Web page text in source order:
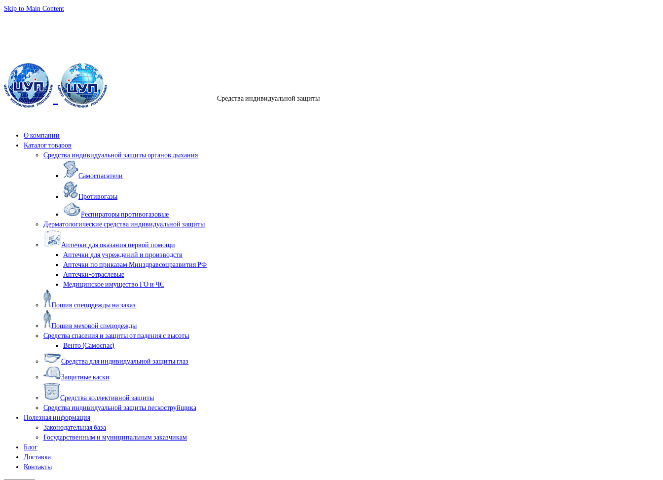
Skip to Main Content
Средства индивидуальной защиты
О компании
Каталог товаров
Средства индивидуальной защиты органов дыхания
Самоспасатели
Противогазы
Респираторы противогазовые
Дерматологические средства индивидуальной защиты
Аптечки для оказания первой помощи
Аптечки для учреждений и производств
Аптечки по приказам Минздравсоцразвития РФ
Аптечки-отраслевые
Медицинское имущество ГО и ЧС
Пошив спецодежды на заказ
Пошив меховой спецодежды
Средства спасения и защиты от падения с высоты
Венто (Самоспас)
Средства для индивидуальной защиты глаз
Защитные каски
Средства коллективной защиты
Средства индивидуальной защиты пескоструйщика
Полезная информация
Законодательная база
Государственным и муниципальным заказчикам
Блог
Доставка
Контакты